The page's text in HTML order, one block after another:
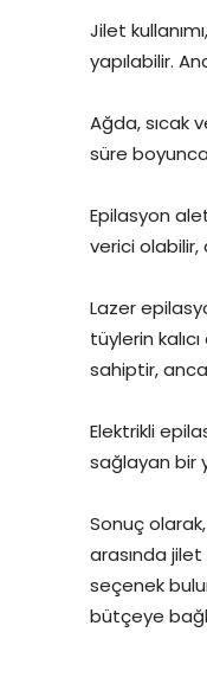
Jilet
yapılabilir.
Ağda, sıcak
süre
Epilasyon
verici olabilir,
Lazer
tüylerin
sahiptir,
Elektrikli
sağlayan bir
Sonuç
arasında
seçenek
bütçeye